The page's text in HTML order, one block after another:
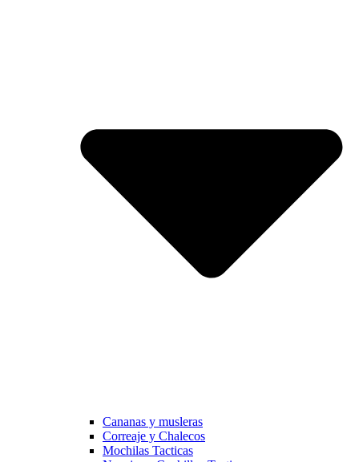
Cananas y musleras
Correaje y Chalecos
Mochilas Tacticas